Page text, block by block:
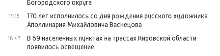
Богородского округа
17:15
170 лет исполнилось со дня рождения русского художника
Аполлинария Михайловича Васнецова
16:47
В 69 населенных пунктах на трассах Кировской области
появилось освещение